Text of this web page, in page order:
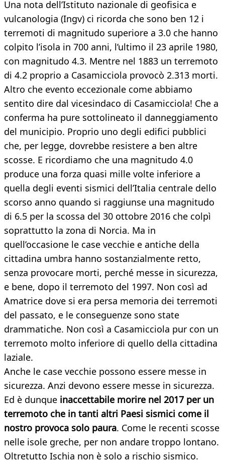
Una nota dell’Istituto nazionale di geofisica e
vulcanologia (Ingv) ci ricorda che sono ben 12 i
terremoti di magnitudo superiore a 3.0 che hanno
colpito l’isola in 700 anni, l’ultimo il 23 aprile 1980,
con magnitudo 4.3. Mentre nel 1883 un terremoto
di 4.2 proprio a Casamicciola provocò 2.313 morti.
Altro che evento eccezionale come abbiamo
sentito dire dal vicesindaco di Casamicciola! Che a
conferma ha pure sottolineato il danneggiamento
del municipio. Proprio uno degli edifici pubblici
che, per legge, dovrebbe resistere a ben altre
scosse. E ricordiamo che una magnitudo 4.0
produce una forza quasi mille volte inferiore a
quella degli eventi sismici dell’Italia centrale dello
scorso anno quando si raggiunse una magnitudo
di 6.5 per la scossa del 30 ottobre 2016 che colpì
soprattutto la zona di Norcia. Ma in
quell’occasione le case vecchie e antiche della
cittadina umbra hanno sostanzialmente retto,
senza provocare morti, perché messe in sicurezza,
e bene, dopo il terremoto del 1997. Non così ad
Amatrice dove si era persa memoria dei terremoti
del passato, e le conseguenze sono state
drammatiche. Non così a Casamicciola pur con un
terremoto molto inferiore di quello della cittadina
laziale.
Anche le case vecchie possono essere messe in
sicurezza. Anzi devono essere messe in sicurezza.
Ed è dunque inaccettabile morire nel 2017 per un
terremoto che in tanti altri Paesi sismici come il
nostro provoca solo paura. Come le recenti scosse
nelle isole greche, per non andare troppo lontano.
Oltretutto Ischia non è solo a rischio sismico.